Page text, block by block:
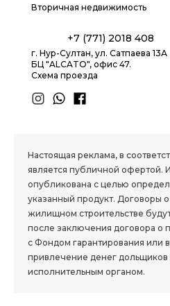
Вторичная недвижимость
+7 (771) 2018 408
г. Нур-Султан, ул. Сатпаева 13А
БЦ "ALCATO", офис 47.
Схема проезда
Настоящая реклама, в
является публичной
опубликована с целью
указанный продукт. Договоры
жилищном строительстве
после заключения договора о
с Фондом гарантирования или
привлечение денег
исполнительным органом.